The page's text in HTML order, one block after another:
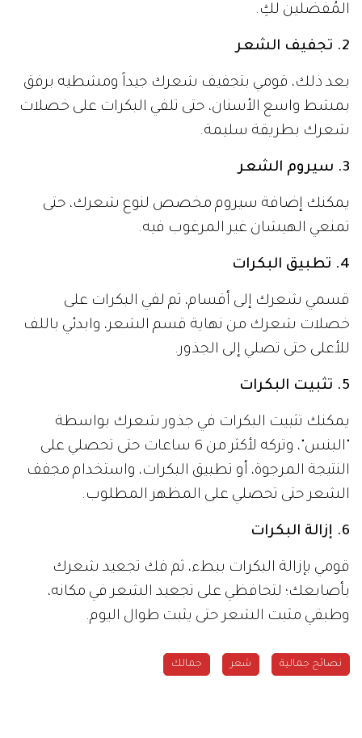
المُفضلين لكِ.
2. تجفيف الشعر
بعد ذلك، قومي بتجفيف شعرك جيداً ومشطيه برفق
بمشط واسع الأسنان، حتى تلفي البكرات على خصلات
شعرك بطريقة سليمة.
3. سيروم الشعر
يمكنك إضافة سيروم مخصص لنوع شعرك، حتى
تمنعي الهيشان غير المرغوب فيه.
4. تطبيق البكرات
قسمي شعرك إلى أقسام، ثم لفي البكرات على
خصلات شعرك من نهاية قسم الشعر، وابدئي باللف
للأعلى حتى تصلي إلى الجذور.
5. تثبيت البكرات
يمكنك تثبيت البكرات في جذور شعرك بواسطة
"البنس"، وتركه لأكثر من 6 ساعات حتى تحصلي على
النتيجة المرجوة، أو تطبيق البكرات، واستخدام مجفف
الشعر حتى تحصلي على المظهر المطلوب.
6. إزالة البكرات
قومي بإزالة البكرات ببطء، ثم فك تجعيد شعرك
بأصابعك؛ لتحافظي على تجعيد الشعر في مكانه،
وطبقي مثبت الشعر حتى يثبت طوال اليوم.
نصائح جمالية شعر جمالك